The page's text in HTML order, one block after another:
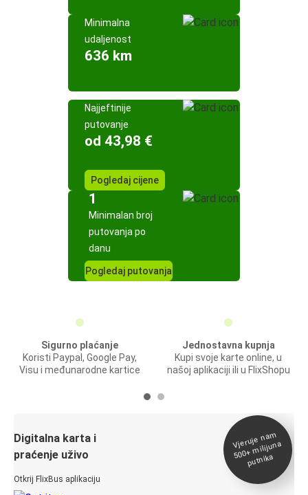
Minimalna
udaljenost
636 km
Najjeftinije
putovanje
od 43,98 €
Pogledaj cijene
1
Minimalan broj
putovanja po
danu
Pogledaj putovanja
Sigurno plaćanje
Koristi Paypal, Google Pay,
Visu i međunarodne kartice
Jednostavna kupnja
Kupi svoje karte online, u
našoj aplikaciji ili u FlixShopu
Digitalna karta i
praćenje uživo
Otkrij FlixBus aplikaciju
Vjeruje na
m
500+
milijuna
putnika